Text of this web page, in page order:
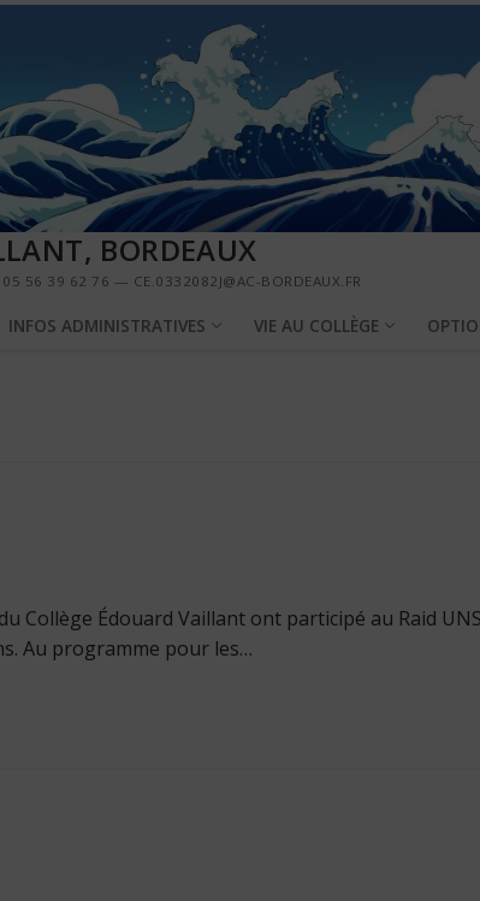
BORDEAUX
56 39 62 76 — CE.0332082J@AC-BORDEAUX.FR
INFOS ADMINISTRATIVES VIE AU COLLÈGE
Collège Édouard Vaillant ont participé au Raid
Au programme pour les…